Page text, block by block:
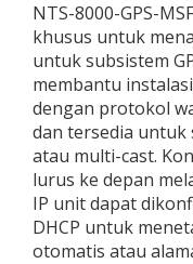
NTS-8000-GPS-
khusus untuk
untuk subsistem
membantu
dengan protokol
dan tersedia untuk
atau multi-cast.
lurus ke depan
IP unit dapat
DHCP untuk
otomatis atau